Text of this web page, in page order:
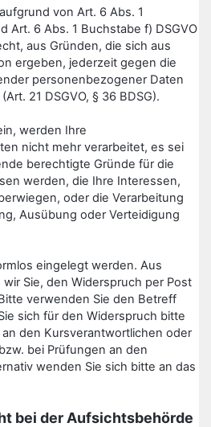
von Art. 6 Abs. 1
Art. 6 Abs. 1 Buchstabe f) DSGVO
aus Gründen, die sich aus
ergeben, jederzeit gegen die
personenbezogener Daten
21 DSGVO, § 36 BDSG).
werden Ihre
nicht mehr verarbeitet, es sei
berechtigte Gründe für die
werden, die Ihre Interessen,
oder die Verarbeitung
Ausübung oder Verteidigung
eingelegt werden. Aus
Sie, den Widerspruch per Post
verwenden Sie den Betreff
sich für den Widerspruch bitte
den Kursverantwortlichen oder
bei Prüfungen an den
wenden Sie sich bitte an das
bei der Aufsichtsbehörde